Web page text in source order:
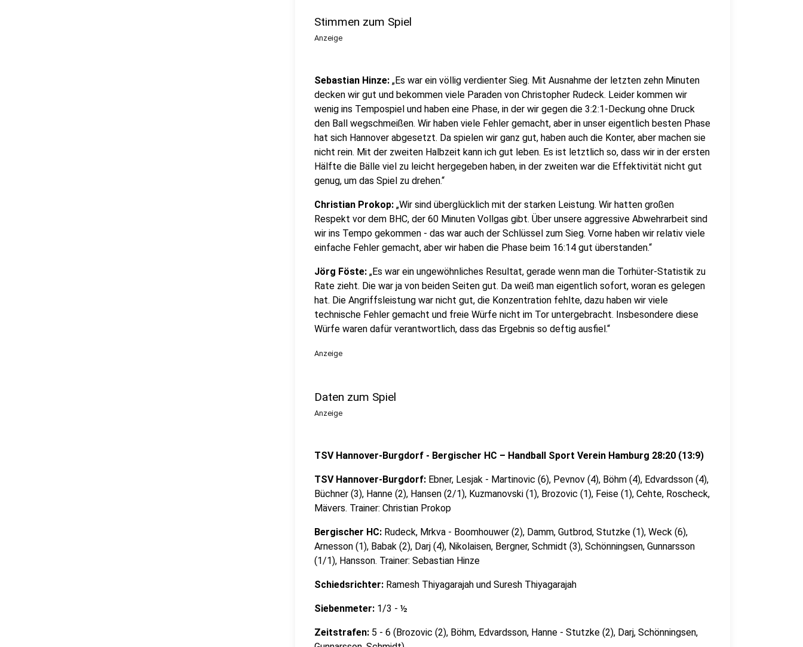
Stimmen zum Spiel
Anzeige
Sebastian Hinze: „Es war ein völlig verdienter Sieg. Mit Ausnahme der letzten zehn Minuten
decken wir gut und bekommen viele Paraden von Christopher Rudeck. Leider kommen wir
wenig ins Tempospiel und haben eine Phase, in der wir gegen die 3:2:1-Deckung ohne Druck
den Ball wegschmeißen. Wir haben viele Fehler gemacht, aber in unser eigentlich besten Phase
hat sich Hannover abgesetzt. Da spielen wir ganz gut, haben auch die Konter, aber machen sie
nicht rein. Mit der zweiten Halbzeit kann ich gut leben. Es ist letztlich so, dass wir in der ersten
Hälfte die Bälle viel zu leicht hergegeben haben, in der zweiten war die Effektivität nicht gut
genug, um das Spiel zu drehen.“
Christian Prokop: „Wir sind überglücklich mit der starken Leistung. Wir hatten großen
Respekt vor dem BHC, der 60 Minuten Vollgas gibt. Über unsere aggressive Abwehrarbeit sind
wir ins Tempo gekommen - das war auch der Schlüssel zum Sieg. Vorne haben wir relativ viele
einfache Fehler gemacht, aber wir haben die Phase beim 16:14 gut überstanden.“
Jörg Föste: „Es war ein ungewöhnliches Resultat, gerade wenn man die Torhüter-Statistik zu
Rate zieht. Die war ja von beiden Seiten gut. Da weiß man eigentlich sofort, woran es gelegen
hat. Die Angriffsleistung war nicht gut, die Konzentration fehlte, dazu haben wir viele
technische Fehler gemacht und freie Würfe nicht im Tor untergebracht. Insbesondere diese
Würfe waren dafür verantwortlich, dass das Ergebnis so deftig ausfiel.“
Anzeige
Daten zum Spiel
Anzeige
TSV Hannover-Burgdorf - Bergischer HC – Handball Sport Verein Hamburg 28:20 (13:9)
TSV Hannover-Burgdorf: Ebner, Lesjak - Martinovic (6), Pevnov (4), Böhm (4), Edvardsson (4),
Büchner (3), Hanne (2), Hansen (2/1), Kuzmanovski (1), Brozovic (1), Feise (1), Cehte, Roscheck,
Mävers. Trainer: Christian Prokop
Bergischer HC: Rudeck, Mrkva - Boomhouwer (2), Damm, Gutbrod, Stutzke (1), Weck (6),
Arnesson (1), Babak (2), Darj (4), Nikolaisen, Bergner, Schmidt (3), Schönningsen, Gunnarsson
(1/1), Hansson. Trainer: Sebastian Hinze
Schiedsrichter: Ramesh Thiyagarajah und Suresh Thiyagarajah
Siebenmeter: 1/3 - ½
Zeitstrafen: 5 - 6 (Brozovic (2), Böhm, Edvardsson, Hanne - Stutzke (2), Darj, Schönningsen,